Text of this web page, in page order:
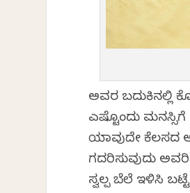
ಅವರ ಬದುಕಿನಲ್ಲಿ
ಎಷ್ಟೊಂದು
ಯಾವುದೇ ಕೆಲಸದ
ಗದರಿಸುವುದು
ಸ್ವಲ್ಪ ಬೆಲೆ ಇಳಿಸಿ